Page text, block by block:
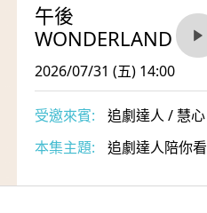
午後
WONDERLAND
2026/07/31 (五) 14:00
受邀來賓:
追劇達人 / 慧心
本集主題:
追劇達人陪你看